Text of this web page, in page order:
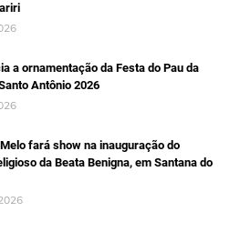
a ornamentação da Festa do Pau da
Antônio 2026
fará show na inauguração do
da Beata Benigna, em Santana do